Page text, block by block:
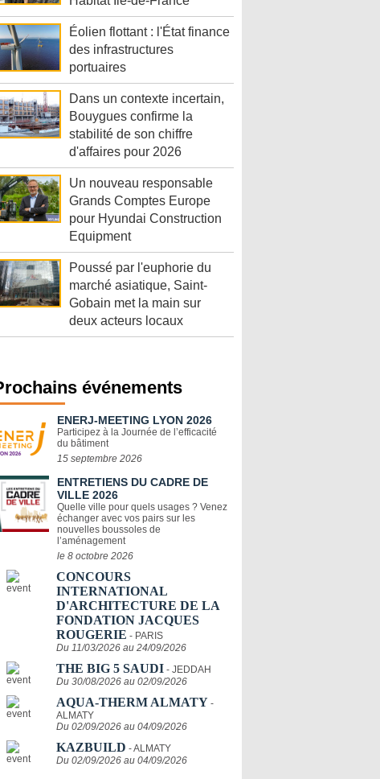
Éolien flottant : l'État finance
des infrastructures
portuaires
Dans un contexte incertain,
Bouygues confirme la
stabilité de son chiffre
d'affaires pour 2026
Un nouveau responsable
Grands Comptes Europe
pour Hyundai Construction
Equipment
Poussé par l'euphorie du
marché asiatique, Saint-
Gobain met la main sur
deux acteurs locaux
événements
ENERJ-MEETING LYON 2026
Participez à la Journée de l’efficacité
du bâtiment
15 septembre 2026
ENTRETIENS DU CADRE DE
VILLE 2026
Quelle ville pour quels usages ? Venez
échanger avec vos pairs sur les
nouvelles boussoles de
l’aménagement
le 8 octobre 2026
CONCOURS
INTERNATIONAL
D'ARCHITECTURE DE LA
FONDATION JACQUES
ROUGERIE - PARIS
Du 11/03/2026 au 24/09/2026
THE BIG 5 SAUDI - JEDDAH
Du 30/08/2026 au 02/09/2026
AQUA-THERM ALMATY -
ALMATY
Du 02/09/2026 au 04/09/2026
KAZBUILD - ALMATY
Du 02/09/2026 au 04/09/2026